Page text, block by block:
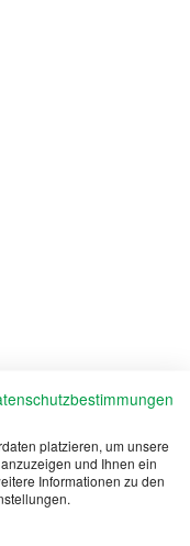
platzieren, um unsere
und Ihnen ein
Informationen zu den